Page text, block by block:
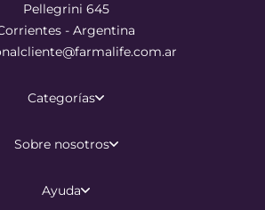
Pellegrini 645
- Argentina
Categorías
Sobre nosotros
Ayuda